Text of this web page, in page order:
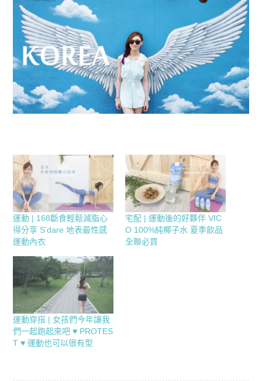
運動 | 168斷食輕鬆減脂心
得分享 S’dare 地表最性感
運動內衣
宅配 | 運動後的好夥伴 VIC
O 100%純椰子水 夏季飲品
全聯必買
運動穿搭 | 女孩們今年讓我
們一起跑起來吧 ♥ PROTES
T ♥ 運動也可以很有型